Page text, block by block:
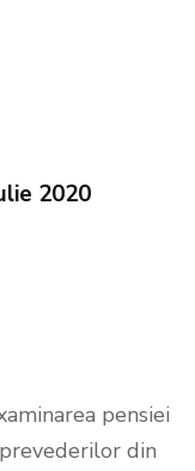
2020
pensiei
din